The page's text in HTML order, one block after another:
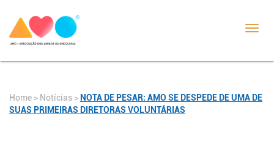
Home > Notícias > NOTA DE PESAR: AMO SE DESPEDE DE UMA DE
SUAS PRIMEIRAS DIRETORAS VOLUNTÁRIAS